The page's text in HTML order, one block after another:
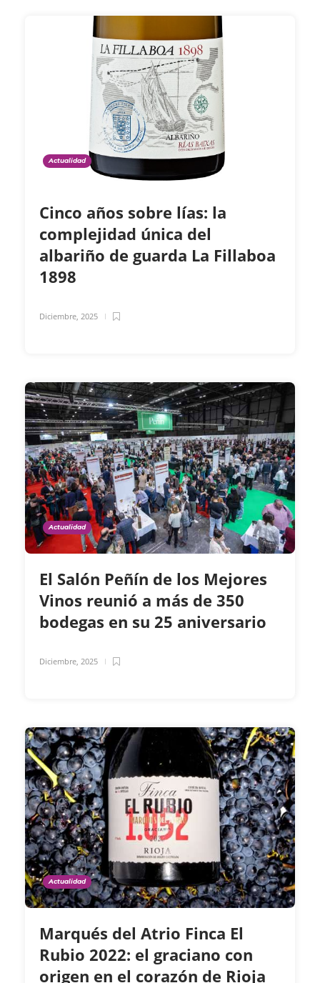
Actualidad
Cinco años sobre lías: la
complejidad única del
albariño de guarda La Fillaboa
1898
Diciembre, 2025
Actualidad
El Salón Peñín de los Mejores
Vinos reunió a más de 350
bodegas en su 25 aniversario
Diciembre, 2025
Actualidad
Marqués del Atrio Finca El
Rubio 2022: el graciano con
origen en el corazón de Rioja